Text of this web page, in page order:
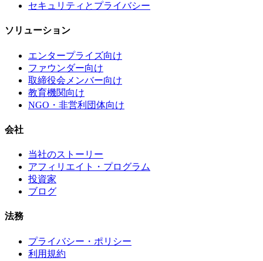
セキュリティとプライバシー
ソリューション
エンタープライズ向け
ファウンダー向け
取締役会メンバー向け
教育機関向け
NGO・非営利団体向け
会社
当社のストーリー
アフィリエイト・プログラム
投資家
ブログ
法務
プライバシー・ポリシー
利用規約